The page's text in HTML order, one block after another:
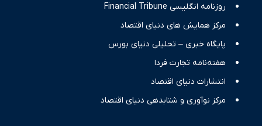
روزنامه انگلیسی Financial Tribune
مرکز همایش های دنیای اقتصاد
پایگاه خبری – تحلیلی دنیای بورس
هفته‌نامه تجارت فردا
انتشارات دنیای اقتصاد
مرکز نوآوری و شتابدهی دنیای اقتصاد